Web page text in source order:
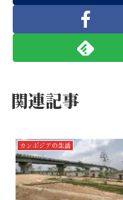
関連記事
カンボジアの生活